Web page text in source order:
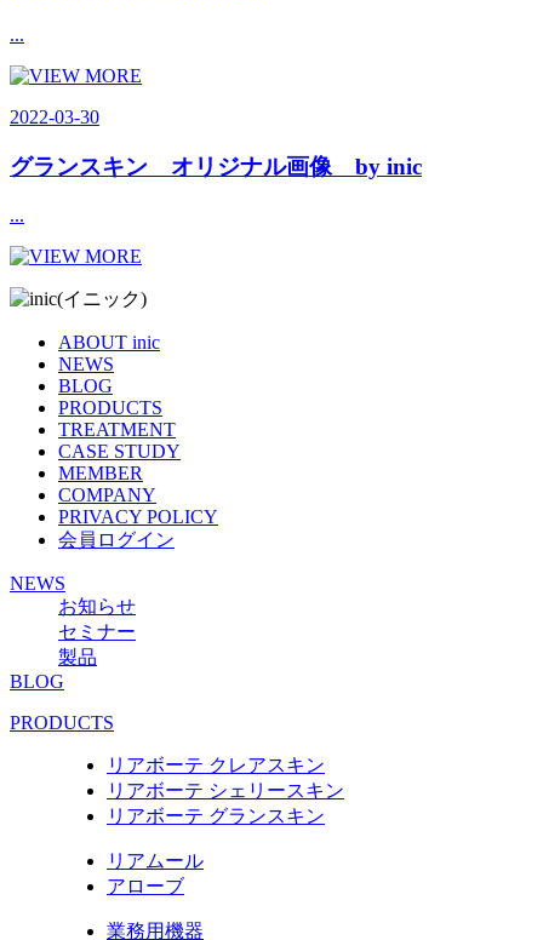
...
2022-03-30
グランスキン オリジナル画像 by inic
...
ABOUT inic
NEWS
BLOG
PRODUCTS
TREATMENT
CASE STUDY
MEMBER
COMPANY
PRIVACY POLICY
会員ログイン
NEWS
お知らせ
セミナー
製品
BLOG
PRODUCTS
リアボーテ クレアスキン
リアボーテ シェリースキン
リアボーテ グランスキン
リアムール
アローブ
業務用機器